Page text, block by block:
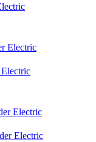
Electric
Electric